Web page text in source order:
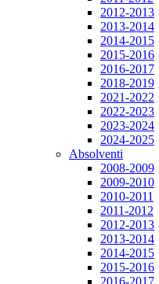
2012-2013
2013-2014
2014-2015
2015-2016
2016-2017
2018-2019
2021-2022
2022-2023
2023-2024
2024-2025
Absolventi
2008-2009
2009-2010
2010-2011
2011-2012
2012-2013
2013-2014
2014-2015
2015-2016
2016-2017